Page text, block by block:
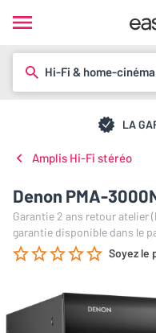
Hi-Fi & home-
LA
Amplis Hi-Fi stéréo
Denon PMA-
Garantie 2 ans retour atelier
garantie disponible dans le
Soyez le